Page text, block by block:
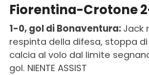
Fiorentina-Crotone
1-0, gol di Bonaventura: Jack
respinta della difesa, stoppa
calcia al volo dal limite
gol. NIENTE ASSIST